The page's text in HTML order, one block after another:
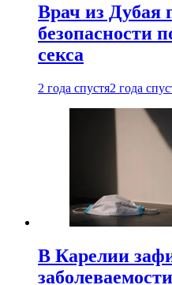
Врач из Дубая
безопасности
секса
2 года спустя2 года
В Карелии